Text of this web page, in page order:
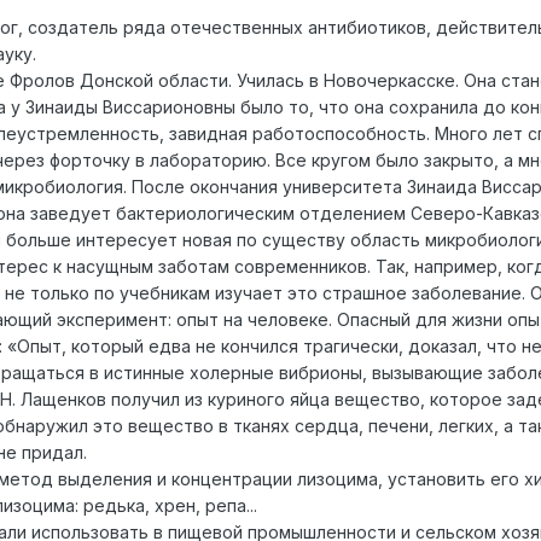
создатель ряда отечественных антибиотиков,
Фролов Донской области. Училась в Новочеркасске. Она
Зинаиды Виссарионовны было то, что она сохранила до
завидная работоспособность. Много лет
форточку в лабораторию. Все кругом было закрыто, а
После окончания университета Зинаида
заведует бактериологическим отделением Северо-
интересует новая по существу область
к насущным заботам современников. Так, например,
только по учебникам изучает это страшное
эксперимент: опыт на человеке. Опасный для жизни
«Опыт, который едва не кончился трагически, доказал,
в истинные холерные вибрионы, вызывающие
Лащенков получил из куриного яйца вещество, которое
это вещество в тканях сердца, печени, легких, а
придал.
выделения и концентрации лизоцима, установить его
редька, хрен, репа...
использовать в пищевой промышленности и сельском